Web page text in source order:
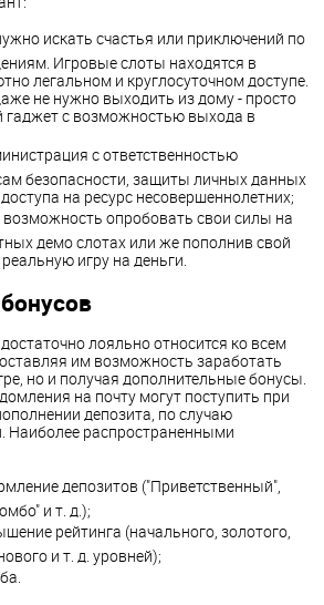
искать счастья или приключений по
Игровые слоты находятся в
легальном и круглосуточном доступе.
не нужно выходить из дому - просто
гаджет с возможностью выхода в
с ответственностью
безопасности, защиты личных данных
на ресурс несовершеннолетних;
возможность опробовать свои силы на
демо слотах или же пополнив свой
игру на деньги.
лояльно относится ко всем
им возможность заработать
но и получая дополнительные бонусы.
на почту могут поступить при
депозита, по случаю
Наиболее распространенными
депозитов ("Приветственный",
и т. д.);
рейтинга (начального, золотого,
и т. д. уровней);